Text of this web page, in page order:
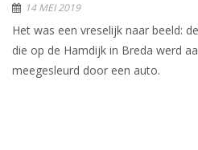
14 MEI 2019
Het was een vreselijk naar beeld:
die op de Hamdijk in Breda werd
meegesleurd door een auto.